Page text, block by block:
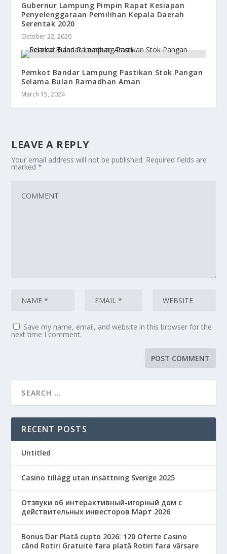
Gubernur Lampung Pimpin Rapat Kesiapan
Penyelenggaraan Pemilihan Kepala Daerah
Serentak 2020
October 22, 2020
Pemkot Bandar Lampung Pastikan Stok Pangan
Selama Bulan Ramadhan Aman
March 15, 2024
LEAVE A REPLY
Your email address will not be published. Required fields are
marked*
Save my name, email, and website in this browser for the
next time I comment.
RECENT POSTS
Untitled
Casino tillägg utan insättning Sverige 2025
Отзвуки об интерактивный-игорный дом с
действительных инвесторов Март 2026
Bonus Dar Plată cupto 2026: 120 Oferte Casino
când Rotiri Gratuite fara plată Rotiri fara vărsare